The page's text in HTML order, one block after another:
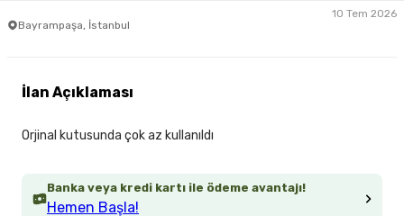
Bayrampaşa, İstanbul
10 Tem 2026
Banka veya kredi kartı ile ödeme avantajı!
Hemen Başla!
İlan Açıklaması
Orjinal kutusunda çok az kullanıldı